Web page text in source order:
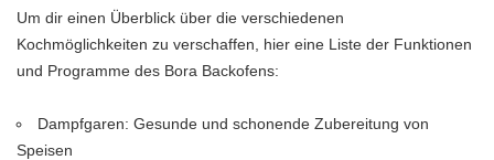
Um dir einen Überblick über die verschiedenen
Kochmöglichkeiten zu verschaffen, hier eine Liste der Funktionen
und Programme des Bora Backofens:
Dampfgaren: Gesunde und schonende Zubereitung von
Speisen